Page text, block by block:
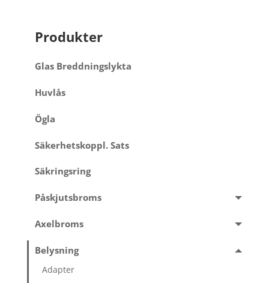
Produkter
Glas Breddningslykta
Huvlås
Ögla
Säkerhetskoppl. Sats
Säkringsring
Påskjutsbroms
Axelbroms
Belysning
Adapter